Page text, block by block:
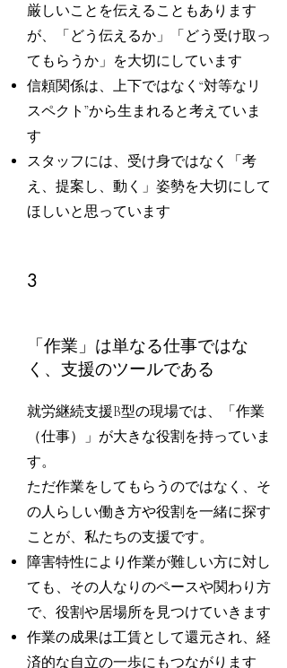
厳しいことを伝えることもあります
が、「どう伝えるか」「どう受け取っ
てもらうか」を大切にしています
信頼関係は、上下ではなく“対等なリ
スペクト”から生まれると考えていま
す
スタッフには、受け身ではなく「考
え、提案し、動く」姿勢を大切にして
ほしいと思っています
3
「作業」は単なる仕事ではな
く、支援のツールである
就労継続支援B型の現場では、「作業
（仕事）」が大きな役割を持っていま
す。
ただ作業をしてもらうのではなく、そ
の人らしい働き方や役割を一緒に探す
ことが、私たちの支援です。
障害特性により作業が難しい方に対し
ても、その人なりのペースや関わり方
で、役割や居場所を見つけていきます
作業の成果は工賃として還元され、経
済的な自立の一歩にもつながります